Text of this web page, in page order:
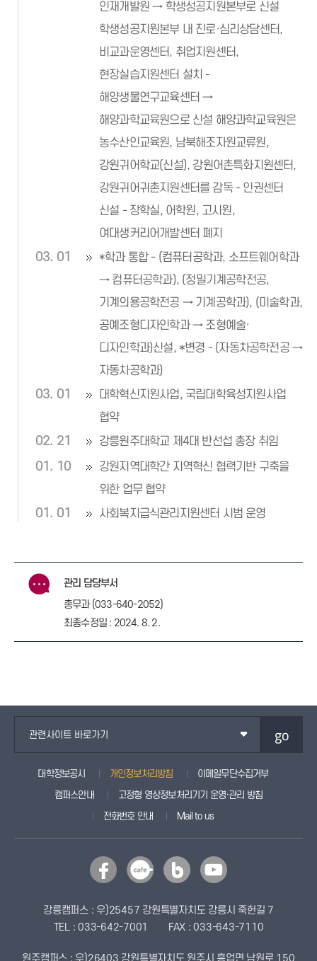
인재개발원 → 학생성공지원본부로 신설
학생성공지원본부 내 진로·심리상담센터,
비교과운영센터, 취업지원센터,
현장실습지원센터 설치 -
해양생물연구교육센터 →
해양과학교육원으로 신설 해양과학교육원은
농수산인교육원, 남북해조자원교류원,
강원귀어학교(신설), 강원어촌특화지원센터,
강원귀어귀촌지원센터를 감독 - 인권센터
신설 - 장학실, 어학원, 고시원,
여대생커리어개발센터 폐지
03. 01
*학과 통합 - (컴퓨터공학과, 소프트웨어학과
→ 컴퓨터공학과), (정밀기계공학전공,
기계의용공학전공 → 기계공학과), (미술학과,
공예조형디자인학과 → 조형예술·
디자인학과)신설, *변경 - (자동차공학전공 →
자동차공학과)
03. 01
대학혁신지원사업, 국립대학육성지원사업
협약
02. 21 강릉원주대학교 제4대 반선섭 총장 취임
01. 10
강원지역대학간 지역혁신 협력기반 구축을
위한 업무 협약
01. 01 사회복지급식관리지원센터 시범 운영
관리 담당부서
총무과 (033-640-2052)
최종수정일 : 2024. 8. 2.
관련사이트 바로가기 go
대학정보공시 개인정보처리방침
이메일무단수집거부
캠퍼스안내
고정형 영상정보처리기기 운영·관리 방침
전화번호 안내
Mail to us
강릉캠퍼스 : 우)25457 강원특별자치도 강릉시 죽헌길 7
TEL : 033-642-7001
FAX : 033-643-7110
원주캠퍼스 : 우)26403 강원특별자치도 원주시 흥업면 남원로 150